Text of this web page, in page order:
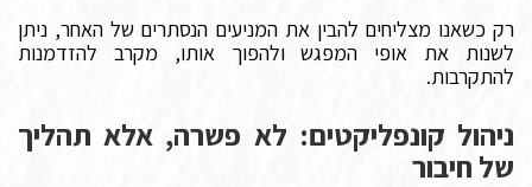
רק כשאנו מצליחים להבין את המניעים הנסתרים של האחר, ניתן
לשנות את אופי המפגש ולהפוך אותו, מקרב להזדמנות
להתקרבות.
ניהול קונפליקטים: לא פשרה, אלא תהליך
של חיבור